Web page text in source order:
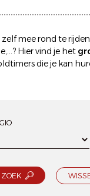
mee rond te
Hier vind je het
die je kan
ZOEK